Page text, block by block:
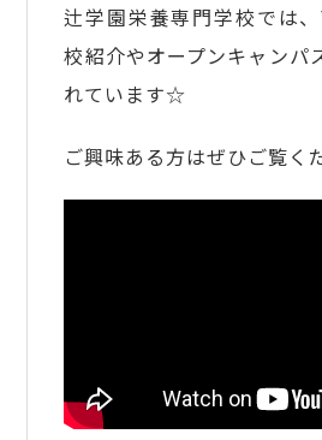
辻学園栄養専門学校では
校紹介やオープンキャンパ
れています☆
ご興味ある方はぜひご覧